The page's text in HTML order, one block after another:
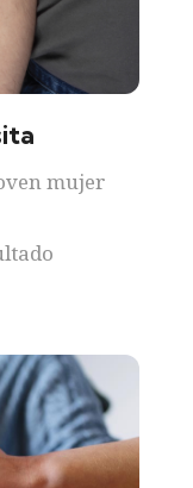
mujer